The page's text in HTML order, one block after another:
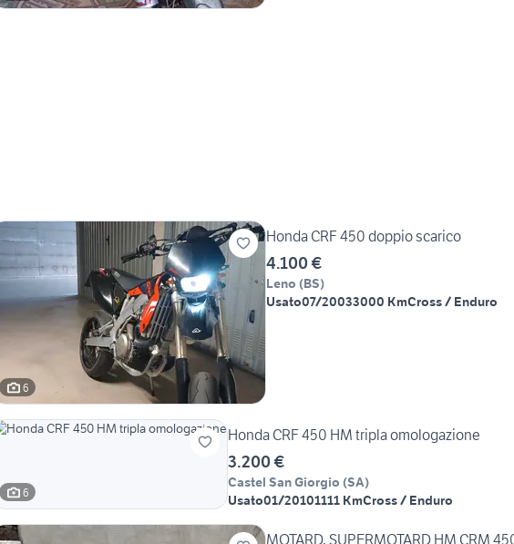
6
Honda CRF 450 doppio scarico
4.100 €
Leno (BS)
Usato07/20033000 KmCross / Enduro
6
Honda CRF 450 HM tripla omologazione
3.200 €
Castel San Giorgio (SA)
Usato01/20101111 KmCross / Enduro
MOTARD, SUPERMOTARD HM CRM